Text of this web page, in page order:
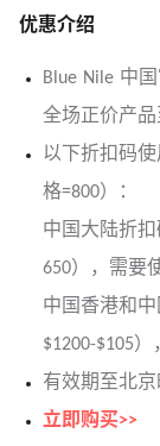
优惠介绍
Blue Nile 中
全场正价产品
以下折扣码
格=800）：
中国大陆折
650），需要
中国香港和
$1200-$105
有效期至北京
立即购买>>